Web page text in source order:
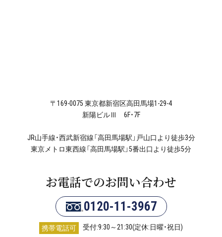
〒169-0075 東京都新宿区高田馬場1-29-4
新陽ビルⅢ 6F・7F
JR山手線・西武新宿線「高田馬場駅」戸山口より徒歩3分
東京メトロ東西線「高田馬場駅」5番出口より徒歩5分
お電話でのお問い合わせ
0120-11-3967
携帯電話可 受付:9:30～21:30(定休:日曜・祝日)